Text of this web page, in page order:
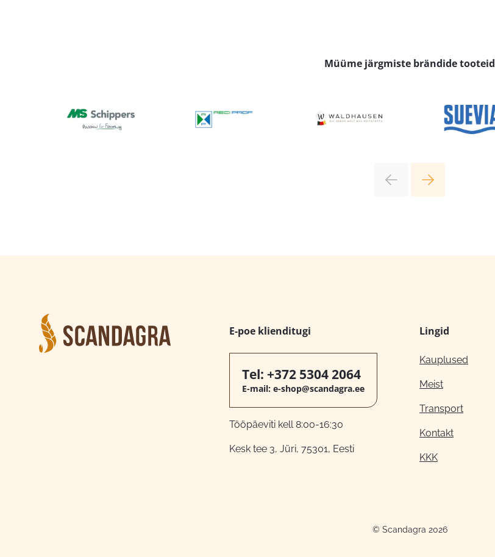
Müüme järgmiste brändide tooteid
E-poe klienditugi
Tel: +372 5304 2064
E-mail: e-shop@scandagra.ee
Tööpäeviti kell 8:00-16:30
Kesk tee 3, Jüri, 75301, Eesti
Lingid
Kauplused
Meist
Transport
Kontakt
KKK
© Scandagra 2026